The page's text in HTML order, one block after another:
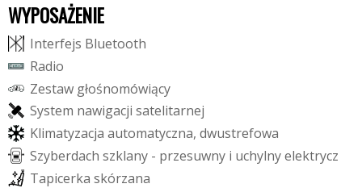
WYPOSAŻENIE
Interfejs Bluetooth
Radio
Zestaw głośnomówiący
System nawigacji satelitarnej
Klimatyzacja automatyczna, dwustrefowa
Szyberdach szklany - przesuwny i uchylnyelektrycz
Tapicerka skórzana